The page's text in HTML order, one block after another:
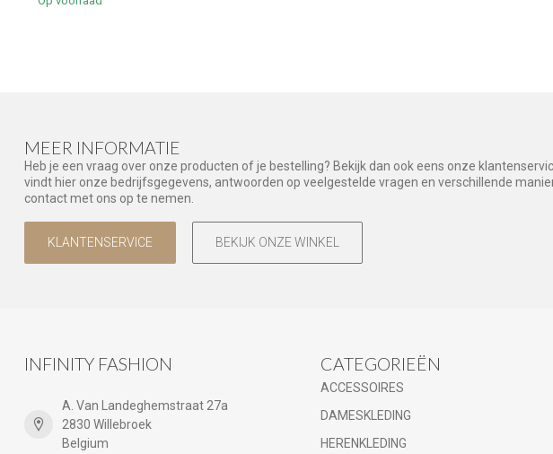
MEER INFORMATIE
Heb je een vraag over onze producten of je bestelling? Bekijk dan ook eens onze
vindt hier onze bedrijfsgegevens, antwoorden op veelgestelde vragen en verschillende
contact met ons op te nemen.
KLANTENSERVICE BEKIJK ONZE WINKEL
INFINITY FASHION
A. Van Landeghemstraat 27a
2830 Willebroek
Belgium
CATEGORIEËN
ACCESSOIRES
DAMESKLEDING
HERENKLEDING